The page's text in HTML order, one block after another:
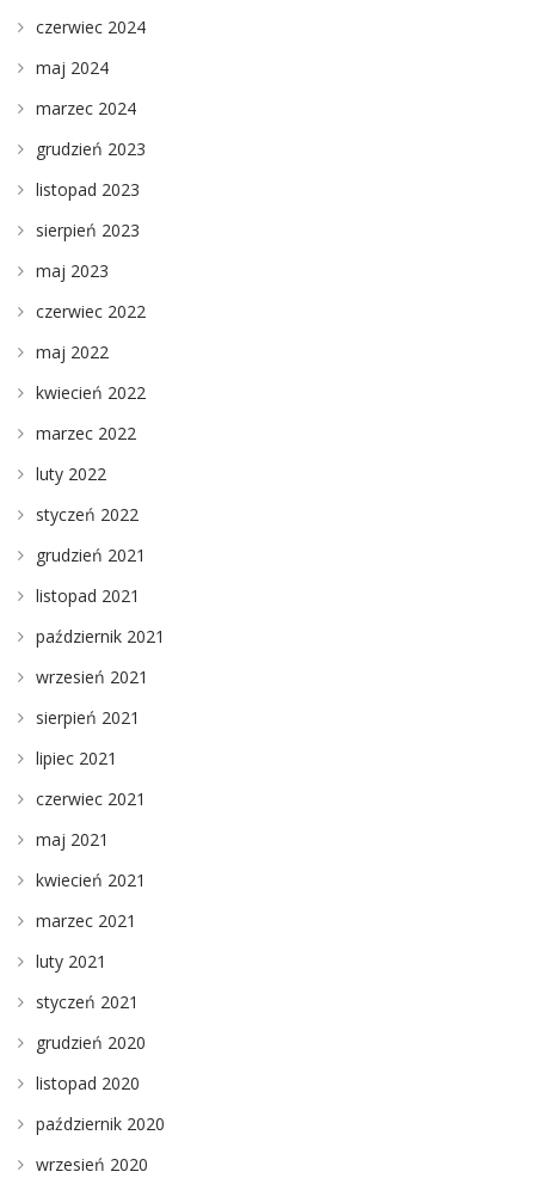
czerwiec 2024
maj 2024
marzec 2024
grudzień 2023
listopad 2023
sierpień 2023
maj 2023
czerwiec 2022
maj 2022
kwiecień 2022
marzec 2022
luty 2022
styczeń 2022
grudzień 2021
listopad 2021
październik 2021
wrzesień 2021
sierpień 2021
lipiec 2021
czerwiec 2021
maj 2021
kwiecień 2021
marzec 2021
luty 2021
styczeń 2021
grudzień 2020
listopad 2020
październik 2020
wrzesień 2020